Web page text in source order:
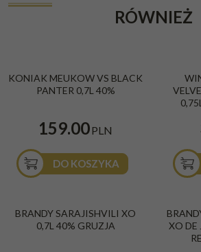
RÓWNIEŻ
KONIAK MEUKOW VS BLACK
PANTER 0,7L 40%
159.00PLN
DO KOSZYKA
BRANDY SARAJISHVILI XO
0,7L 40% GRUZJA
XO DE